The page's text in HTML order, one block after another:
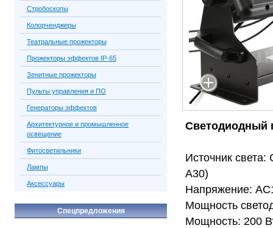
Светодиодный
Источник
A30)
Напряжение:
Мощность
Мощность: 200
Стробоскопы
Колорченджеры
Театральные прожекторы
Прожекторы эффектов IP-65
Зенитные прожекторы
Пульты управления и ПО
Генераторы эффектов
Архитектурное и промышленное
освещение
Фитосветильники
Лампы
Аксессуары
Спецпредложения